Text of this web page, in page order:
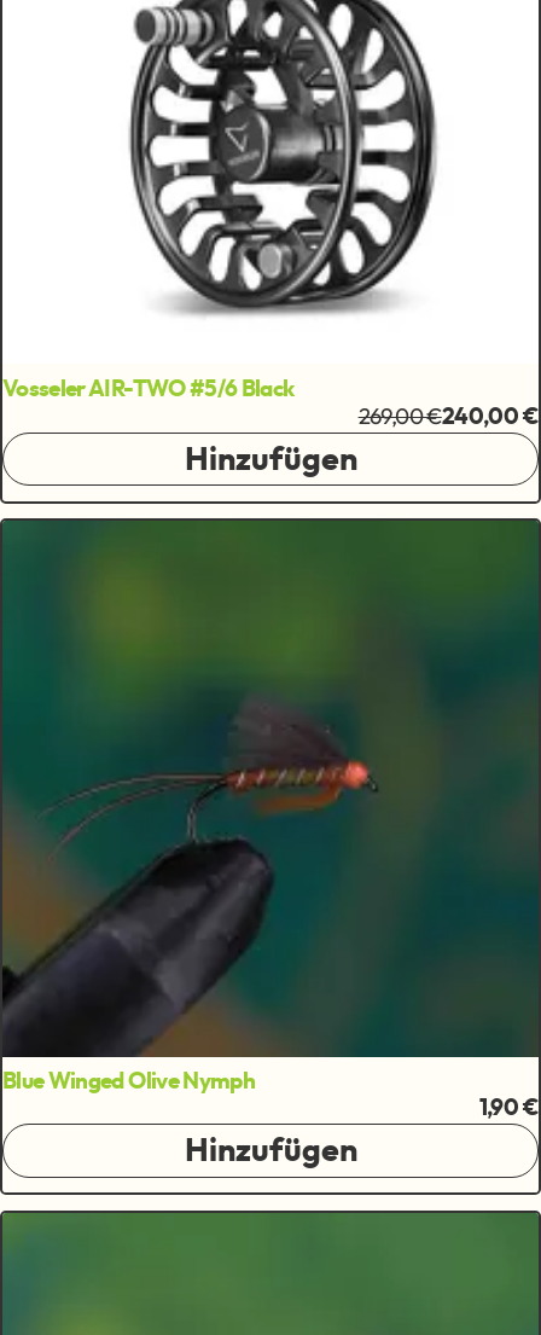
Vosseler AIR-TWO #5/6 Black
269,00 €240,00 €
Hinzufügen
Blue Winged Olive Nymph
1,90 €
Hinzufügen